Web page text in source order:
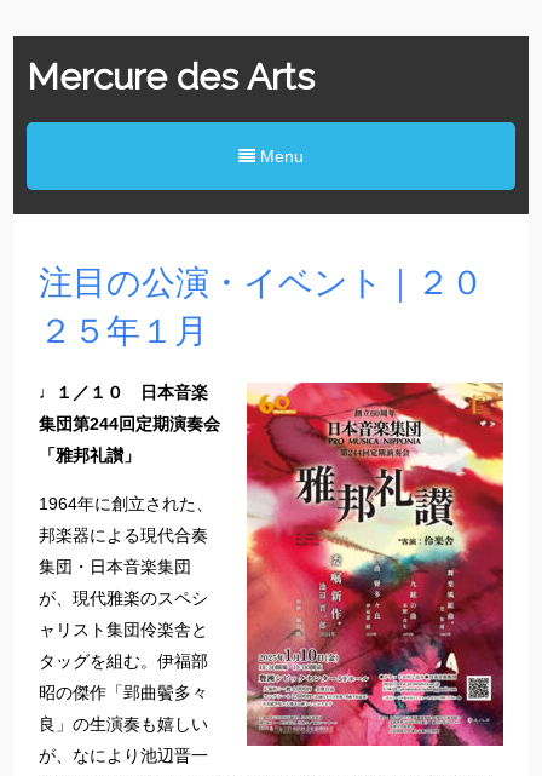
Mercure des Arts
Menu
注目の公演・イベント｜２０
２５年１月
♩１／１０ 日本音楽
集団第244回定期演奏会
「雅邦礼讃」
1964年に創立された、
邦楽器による現代合奏
集団・日本音楽集団
が、現代雅楽のスペシ
ャリスト集団伶楽舎と
タッグを組む。伊福部
昭の傑作「郢曲鬢多々
良」の生演奏も嬉しい
が、なにより池辺晋一